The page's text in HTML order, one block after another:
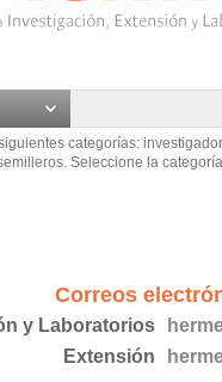
categorías:
Seleccione la
Correos
y Laboratorios
Extensión